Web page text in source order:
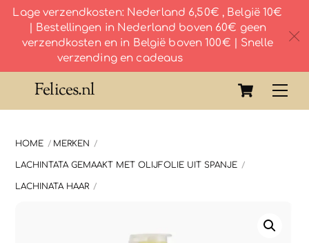
Lage verzendkosten: Nederland 6,50€ , België 10€
| Bestellingen in Nederland boven 60€ geen
verzendkosten en in België boven 100€ | Snelle
verzending en cadeaus
c
Cart
Felices.nl
HOME MERKEN
LACHINTATA GEMAAKT MET OLIJFOLIE UIT SPANJE
LACHINATA HAAR